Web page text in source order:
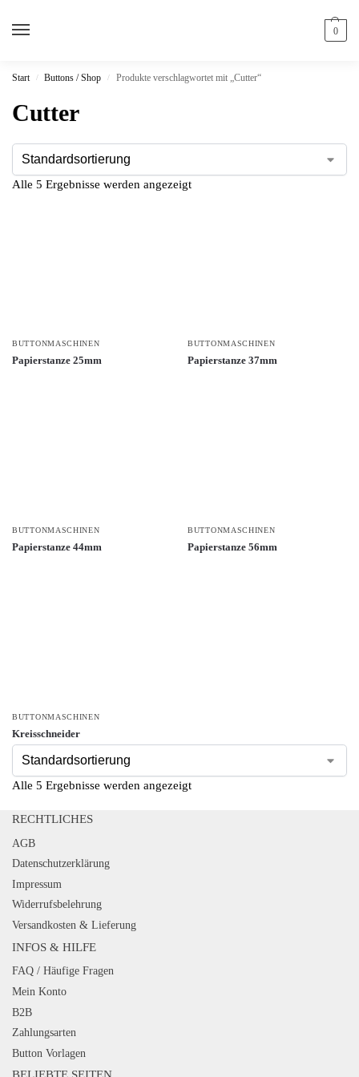
0
Start / Buttons / Shop / Produkte verschlagwortet mit „Cutter“
Cutter
Alle 5 Ergebnisse werden angezeigt
BUTTONMASCHINEN
Papierstanze 25mm
BUTTONMASCHINEN
Papierstanze 37mm
BUTTONMASCHINEN
Papierstanze 44mm
BUTTONMASCHINEN
Papierstanze 56mm
BUTTONMASCHINEN
Kreisschneider
Alle 5 Ergebnisse werden angezeigt
RECHTLICHES
AGB
Datenschutzerklärung
Impressum
Widerrufsbelehrung
Versandkosten & Lieferung
INFOS & HILFE
FAQ / Häufige Fragen
Mein Konto
B2B
Zahlungsarten
Button Vorlagen